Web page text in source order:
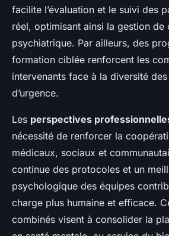
facilite l’évaluation et le suivi des
réel, optimisant ainsi la gestion de
psychiatrique. Par ailleurs, des
formation ciblée renforcent les
intervenants face à la diversité
d’urgence.
Les perspectives
nécessité de renforcer la
médicaux, sociaux et
continue des protocoles et un
psychologique des équipes
charge plus humaine et efficace.
combinés visent à consolider la